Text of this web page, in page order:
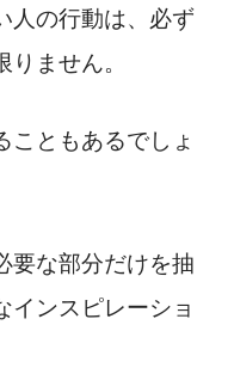
人の行動は、必ず
ません。
こともあるでしょ
要な部分だけを抽
インスピレーショ